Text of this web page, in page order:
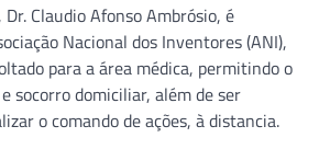
Claudio Afonso Ambrósio, é
Nacional dos Inventores (ANI),
para a área médica, permitindo o
socorro domiciliar, além de ser
o comando de ações, à distancia.